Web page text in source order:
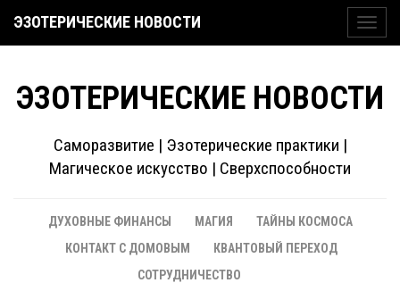
ЭЗОТЕРИЧЕСКИЕ НОВОСТИ
ЭЗОТЕРИЧЕСКИЕ НОВОСТИ
Саморазвитие | Эзотерические практики |
Магическое искусство | Сверхспособности
ДУХОВНЫЕ ФИНАНСЫ МАГИЯ
ТАЙНЫ КОСМОСА
КОНТАКТ С ДОМОВЫМ
КВАНТОВЫЙ ПЕРЕХОД
СОТРУДНИЧЕСТВО